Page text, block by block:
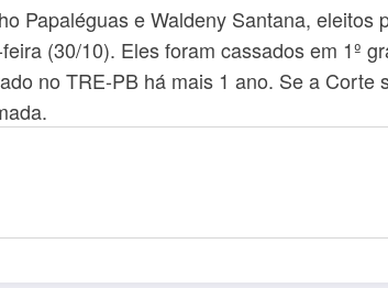
Papaléguas e Waldeny Santana,
(30/10). Eles foram cassados em 1º
no TRE-PB há mais 1 ano. Se a